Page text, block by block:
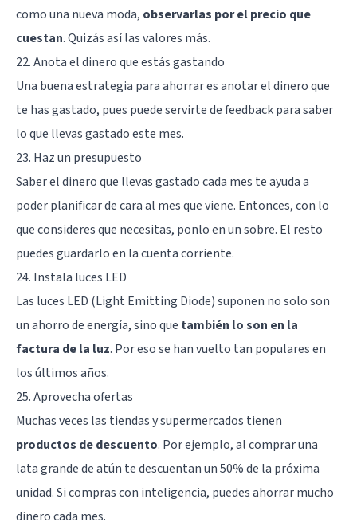
como una nueva moda, observarlas por el precio que
cuestan. Quizás así las valores más.
22. Anota el dinero que estás gastando
Una buena estrategia para ahorrar es anotar el dinero que
te has gastado, pues puede servirte de feedback para saber
lo que llevas gastado este mes.
23. Haz un presupuesto
Saber el dinero que llevas gastado cada mes te ayuda a
poder planificar de cara al mes que viene. Entonces, con lo
que consideres que necesitas, ponlo en un sobre. El resto
puedes guardarlo en la cuenta corriente.
24. Instala luces LED
Las luces LED (Light Emitting Diode) suponen no solo son
un ahorro de energía, sino que también lo son en la
factura de la luz. Por eso se han vuelto tan populares en
los últimos años.
25. Aprovecha ofertas
Muchas veces las tiendas y supermercados tienen
productos de descuento. Por ejemplo, al comprar una
lata grande de atún te descuentan un 50% de la próxima
unidad. Si compras con inteligencia, puedes ahorrar mucho
dinero cada mes.